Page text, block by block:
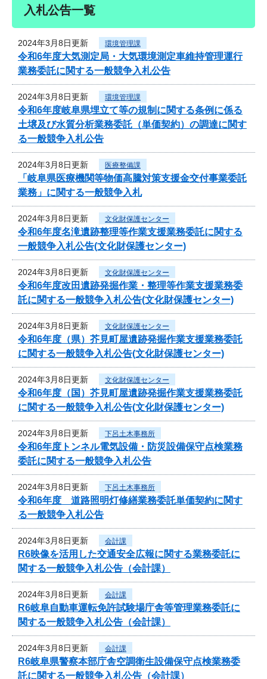
入札公告一覧
2024年3月8日更新 環境管理課
令和6年度大気測定局・大気環境測定車維持管理運行
業務委託に関する一般競争入札公告
2024年3月8日更新 環境管理課
令和6年度岐阜県埋立て等の規制に関する条例に係る
土壌及び水質分析業務委託（単価契約）の調達に関す
る一般競争入札公告
2024年3月8日更新 医療整備課
「岐阜県医療機関等物価高騰対策支援金交付事業委託
業務」に関する一般競争入札
2024年3月8日更新 文化財保護センター
令和6年度名滝遺跡整理等作業支援業務委託に関する
一般競争入札公告(文化財保護センター)
2024年3月8日更新 文化財保護センター
令和6年度改田遺跡発掘作業・整理等作業支援業務委
託に関する一般競争入札公告(文化財保護センター)
2024年3月8日更新 文化財保護センター
令和6年度（県）芥見町屋遺跡発掘作業支援業務委託
に関する一般競争入札公告(文化財保護センター)
2024年3月8日更新 文化財保護センター
令和6年度（国）芥見町屋遺跡発掘作業支援業務委託
に関する一般競争入札公告(文化財保護センター)
2024年3月8日更新 下呂土木事務所
令和6年度トンネル電気設備・防災設備保守点検業務
委託に関する一般競争入札公告
2024年3月8日更新 下呂土木事務所
令和6年度 道路照明灯修繕業務委託単価契約に関す
る一般競争入札公告
2024年3月8日更新 会計課
R6映像を活用した交通安全広報に関する業務委託に
関する一般競争入札公告（会計課）
2024年3月8日更新 会計課
R6岐阜自動車運転免許試験場庁舎等管理業務委託に
関する一般競争入札公告（会計課）
2024年3月8日更新 会計課
R6岐阜県警察本部庁舎空調衛生設備保守点検業務委
託に関する一般競争入札公告（会計課）